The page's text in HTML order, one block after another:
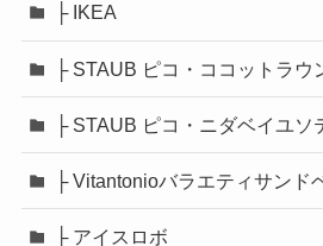
├ IKEA
├ STAUB ピコ・ココットラウ
├ STAUB ピコ・ニダベイユソ
├ Vitantonioバラエティサンド
├ アイスロボ